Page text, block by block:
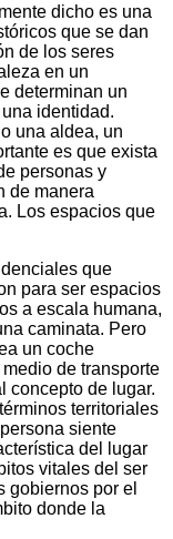
dicho es una
que se dan
de los seres
en un
determinan un
identidad.
una aldea, un
es que exista
personas y
de manera
Los espacios que
que
para ser espacios
a escala humana,
caminata. Pero
un coche
de transporte
concepto de lugar.
territoriales
siente
del lugar
vitales del ser
gobiernos por el
donde la